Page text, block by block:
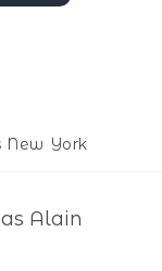
New York
Alain